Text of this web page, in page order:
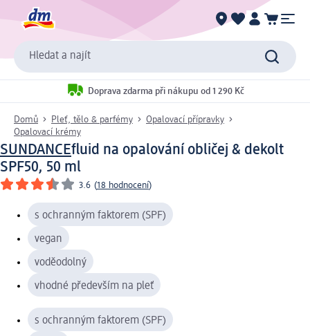
Hledat a najít
Doprava zdarma při nákupu od 1 290 Kč
Domů Pleť, tělo & parfémy
Opalovací přípravky
Opalovací krémy
SUNDANCEfluid na opalování obličej & dekolt
SPF50, 50 ml
3.6 (18 hodnocení)
s ochranným faktorem (SPF)
vegan
voděodolný
vhodné především na pleť
s ochranným faktorem (SPF)